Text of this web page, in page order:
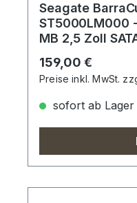
Seagate
ST5000LM000
MB 2,5 Zoll
Regulärer Preis:
159,00 €
Preise inkl. MwSt.
sofort ab